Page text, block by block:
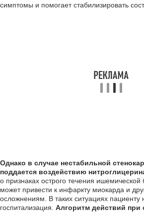
симптомы и помогает стабилизировать
Однако в случае нестабильной
поддается воздействию
о признаках острого течения ишемической
может привести к инфаркту миокарда и
осложнениям. В таких ситуациях пациенту
госпитализация. Алгоритм действий при